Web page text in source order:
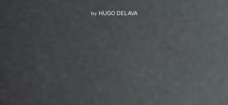
by HUGO DELAVA